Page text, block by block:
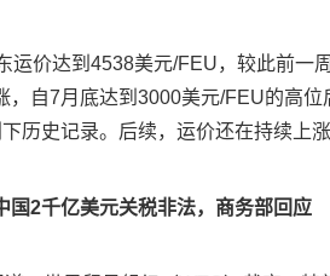
运价达到4538美元/FEU，较此前一
，自7月底达到3000美元/FEU的高
历史记录。后续，运价还在持续上
国2千亿美元关税非法，商务部回应